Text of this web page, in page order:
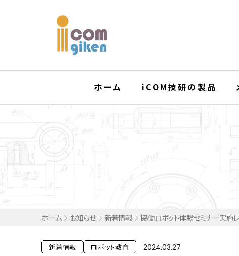
ホーム iCOM技研の製品
ホーム お知らせ 新着情報 協働ロボット体験セミナー実施
新着情報 ロボット教育 2024.03.27